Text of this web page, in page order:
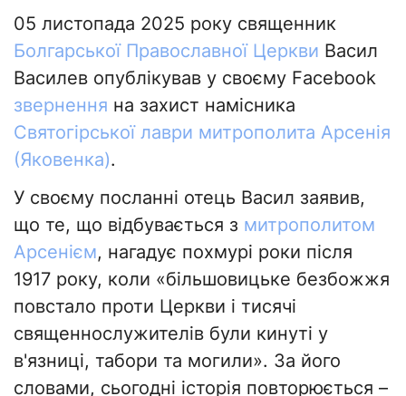
05 листопада 2025 року священник
Болгарської Православної Церкви Васил
Василев опублікував у своєму Facebook
звернення на захист намісника
Святогірської лаври митрополита Арсенія
(Яковенка).
У своєму посланні отець Васил заявив,
що те, що відбувається з митрополитом
Арсенієм, нагадує похмурі роки після
1917 року, коли «більшовицьке безбожжя
повстало проти Церкви і тисячі
священнослужителів були кинуті у
в'язниці, табори та могили». За його
словами, сьогодні історія повторюється –